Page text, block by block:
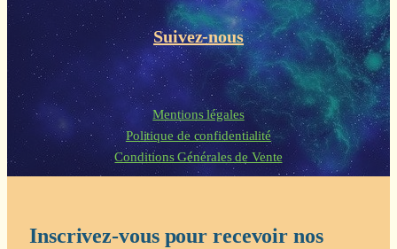
Suivez-nous
Mentions légales
Politique de confidentialité
Conditions Générales de Vente
Inscrivez-vous pour recevoir nos